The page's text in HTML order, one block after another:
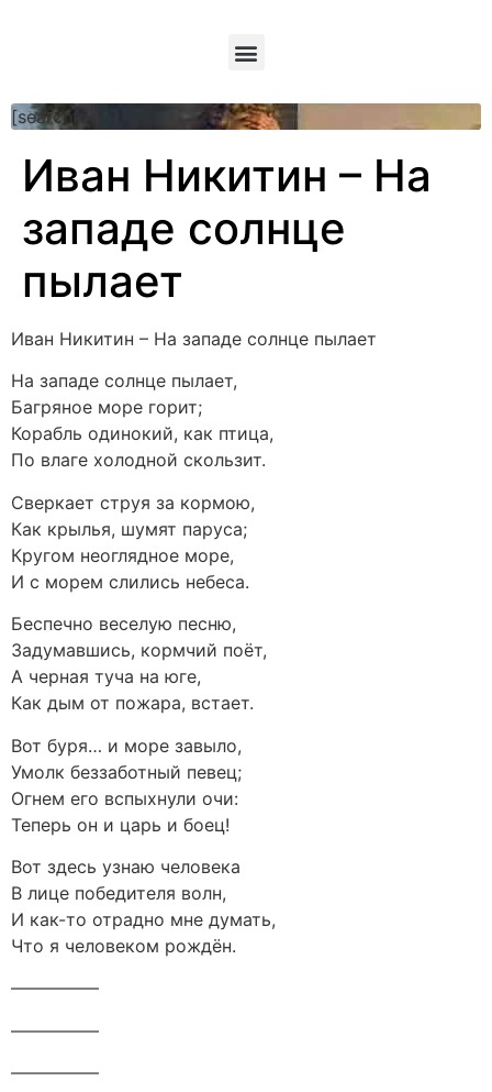
[searchform]
Иван Никитин – На
западе солнце
пылает
Иван Никитин – На западе солнце пылает
На западе солнце пылает,
Багряное море горит;
Корабль одинокий, как птица,
По влаге холодной скользит.
Сверкает струя за кормою,
Как крылья, шумят паруса;
Кругом неоглядное море,
И с морем слились небеса.
Беспечно веселую песню,
Задумавшись, кормчий поёт,
А черная туча на юге,
Как дым от пожара, встает.
Вот буря… и море завыло,
Умолк беззаботный певец;
Огнем его вспыхнули очи:
Теперь он и царь и боец!
Вот здесь узнаю человека
В лице победителя волн,
И как-то отрадно мне думать,
Что я человеком рождён.
—————
—————
—————